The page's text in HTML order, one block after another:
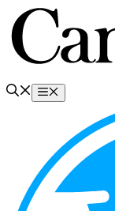
Перейти
содержимому
Меню